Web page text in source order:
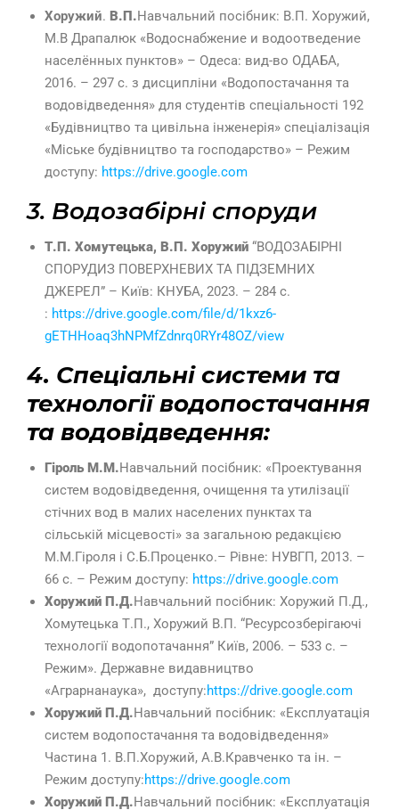
Хоружий. В.П.Навчальний посібник: В.П. Хоружий,
М.В Драпалюк «Водоснабжение и водоотведение
населённых пунктов» – Одеса: вид-во ОДАБА,
2016. – 297 с. з дисципліни «Водопостачання та
водовідведення» для студентів спеціальності 192
«Будівництво та цивільна інженерія» спеціалізація
«Міське будівництво та господарство» – Режим
доступу: https://drive.google.com
3. Водозабірні споруди
Т.П. Хомутецька, В.П. Хоружий “ВОДОЗАБІРНІ
СПОРУДИЗ ПОВЕРХНЕВИХ ТА ПІДЗЕМНИХ
ДЖЕРЕЛ” – Київ: КНУБА, 2023. – 284 с.
: https://drive.google.com/file/d/1kxz6-
gETHHoaq3hNPMfZdnrq0RYr48OZ/view
4. Спецiальнi системи та
технологiї водопостачання
та водовідведення:
Гіроль М.М.Навчальний посібник: «Проектування
систем водовідведення, очищення та утилізації
стічних вод в малих населених пунктах та
сільській місцевості» за загальною редакцією
М.М.Гіроля і С.Б.Проценко.– Рівне: НУВГП, 2013. –
66 с. – Режим доступу: https://drive.google.com
Хоружий П.Д.Навчальний посібник: Хоружий П.Д.,
Хомутецька Т.П., Хоружий В.П. “Ресурсозберігаючі
технології водопотачання” Київ, 2006. – 533 с. –
Режим». Державне видавництво
«Аграрнанаука», доступу:https://drive.google.com
Хоружий П.Д.Навчальний посібник: «Експлуатація
систем водопостачання та водовідведення»
Частина 1. В.П.Хоружий, А.В.Кравченко та ін. –
Режим доступу:https://drive.google.com
Хоружий П.Д.Навчальний посібник: «Експлуатація